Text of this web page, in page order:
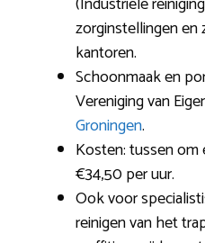
zorginstellingen en
kantoren.
Schoonmaak en
Vereniging van
Groningen.
Kosten: tussen om
€34,50 per uur.
Ook voor
reinigen van het